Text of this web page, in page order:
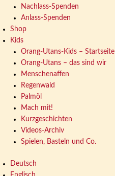
Nachlass-Spenden
Anlass-Spenden
Shop
Kids
Orang-Utans-Kids – Startseite
Orang-Utans – das sind wir
Menschenaffen
Regenwald
Palmöl
Mach mit!
Kurzgeschichten
Videos-Archiv
Spielen, Basteln und Co.
Deutsch